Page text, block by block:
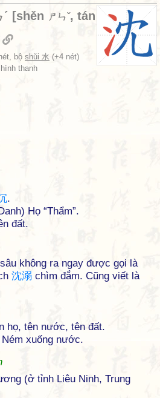
ˊ [shěn ㄕㄣˇ, tán
bộ shǔi 水 (+4 nét)
thanh
.
Họ “Thẩm”.
đất.
không ra ngay được gọi là
沈溺 chìm đắm. Cũng viết là
họ, tên nước, tên đất.
xuống nước.
(ở tỉnh Liêu Ninh, Trung